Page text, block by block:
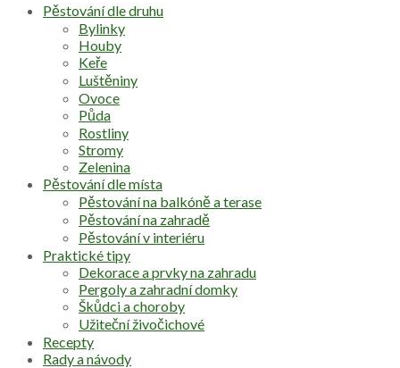
Pěstování dle druhu
Bylinky
Houby
Keře
Luštěniny
Ovoce
Půda
Rostliny
Stromy
Zelenina
Pěstování dle místa
Pěstování na balkóně a terase
Pěstování na zahradě
Pěstování v interiéru
Praktické tipy
Dekorace a prvky na zahradu
Pergoly a zahradní domky
Škůdci a choroby
Užiteční živočichové
Recepty
Rady a návody